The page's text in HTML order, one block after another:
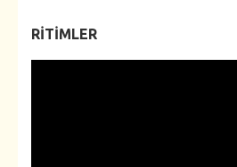
RITIMLER